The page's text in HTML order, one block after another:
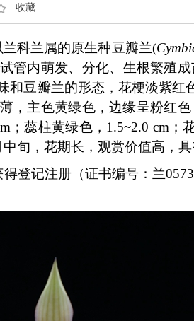
收藏
兰科兰属的原生种豆瓣兰(
管内萌发、分化、生根繁殖
豆瓣兰的形态，花梗淡紫红
，主色黄绿色，边缘呈粉红
；蕊柱黄绿色，1.5~2.0 cm
旬，花期长，观赏价值高，具
登记注册（证书编号：兰